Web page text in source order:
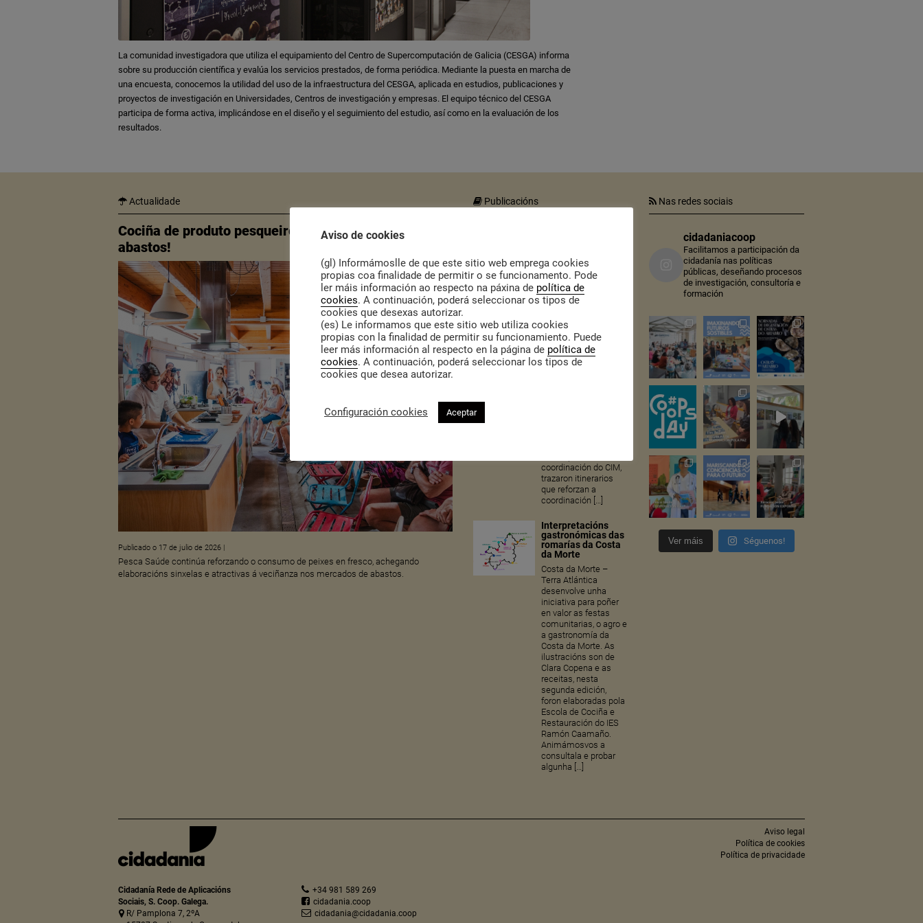
La comunidad investigadora que utiliza el equipamiento del Centro de Supercomputación de Galicia (CESGA) informa
sobre su producción científica y evalúa los servicios prestados, de forma periódica. Mediante la puesta en marcha de
una encuesta, conocemos la utilidad del uso de la infraestructura del CESGA, aplicada en estudios, publicaciones y
proyectos de investigación en Universidades, Centros de investigación y empresas. El equipo técnico del CESGA
participa de forma activa, implicándose en el diseño y el seguimiento del estudio, así como en la evaluación de los
resultados.
Actualidade
Cociña de produto pesqueiro nos mercados de
abastos!
Publicado o 17 de julio de 2026
Pesca Saúde continúa reforzando o consumo de peixes en fresco, achegando
elaboracións sinxelas e atractivas á veciñanza nos mercados de abastos.
Publicacións
a violencia
machista
O Concello de Avión
elabora un protocolo
municipal para a
axentes que
interveñen nos
procesos de
intervención en
situacións de
coordinación do CIM,
trazaron itinerarios
que reforzan a
coordinación […]
Interpretacións
gastronómicas das
romarías da Costa
da Morte
Costa da Morte –
Terra Atlántica
desenvolve unha
iniciativa para poñer
en valor as festas
comunitarias, o agro e
a gastronomía da
Costa da Morte. As
ilustracións son de
Clara Copena e as
receitas, nesta
segunda edición,
foron elaboradas pola
Escola de Cociña e
Restauración do IES
Ramón Caamaño.
Animámosvos a
consultala e probar
algunha […]
Nas redes sociais
cidadaniacoop
Facilitamos a participación da
cidadanía nas políticas
públicas, deseñando procesos
de investigación, consultoría e
formación
Ver máis Séguenos!
Cidadanía Rede de Aplicacións
Sociais, S. Coop. Galega.
R/ Pamplona 7, 2ºA
+34 981 589 269
cidadania.coop
cidadania@cidadania.coop
Aviso legal
Política de cookies
Política de privacidade
Aviso de cookies
(gl) Informámoslle de que este sitio web emprega cookies
propias coa finalidade de permitir o se funcionamento. Pode
ler máis información ao respecto na páxina de política de
cookies. A continuación, poderá seleccionar os tipos de
cookies que desexas autorizar.
(es) Le informamos que este sitio web utiliza cookies
propias con la finalidad de permitir su funcionamiento. Puede
leer más información al respecto en la página de política de
cookies. A continuación, poderá seleccionar los tipos de
cookies que desea autorizar.
Configuración cookies Aceptar